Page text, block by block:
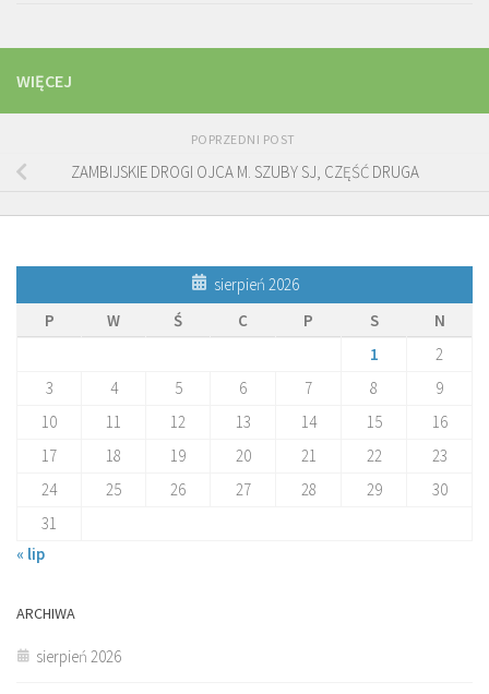
WIĘCEJ
POPRZEDNI POST
ZAMBIJSKIE DROGI OJCA M. SZUBY SJ, CZĘŚĆ DRUGA
sierpień 2026
P
W Ś C P S
N
1
2
3
4 5 6 7 8
9
10
11 12 13 14 15
16
17
18 19 20 21 22
23
24
25 26 27 28 29
30
31
« lip
ARCHIWA
sierpień 2026